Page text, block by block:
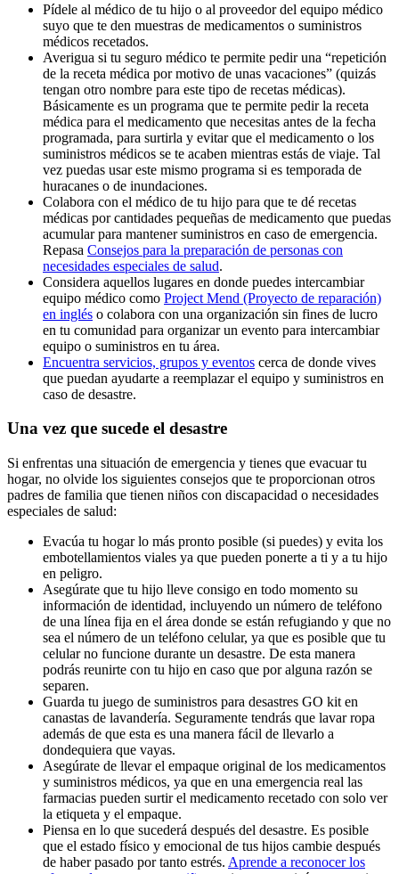
Pídele al médico de tu hijo o al proveedor del equipo médico
suyo que te den muestras de medicamentos o suministros
médicos recetados.
Averigua si tu seguro médico te permite pedir una “repetición
de la receta médica por motivo de unas vacaciones” (quizás
tengan otro nombre para este tipo de recetas médicas).
Básicamente es un programa que te permite pedir la receta
médica para el medicamento que necesitas antes de la fecha
programada, para surtirla y evitar que el medicamento o los
suministros médicos se te acaben mientras estás de viaje. Tal
vez puedas usar este mismo programa si es temporada de
huracanes o de inundaciones.
Colabora con el médico de tu hijo para que te dé recetas
médicas por cantidades pequeñas de medicamento que puedas
acumular para mantener suministros en caso de emergencia.
Repasa Consejos para la preparación de personas con
necesidades especiales de salud.
Considera aquellos lugares en donde puedes intercambiar
equipo médico como Project Mend (Proyecto de reparación)
en inglés o colabora con una organización sin fines de lucro
en tu comunidad para organizar un evento para intercambiar
equipo o suministros en tu área.
Encuentra servicios, grupos y eventos cerca de donde vives
que puedan ayudarte a reemplazar el equipo y suministros en
caso de desastre.
Una vez que sucede el desastre
Si enfrentas una situación de emergencia y tienes que evacuar tu
hogar, no olvide los siguientes consejos que te proporcionan otros
padres de familia que tienen niños con discapacidad o necesidades
especiales de salud:
Evacúa tu hogar lo más pronto posible (si puedes) y evita los
embotellamientos viales ya que pueden ponerte a ti y a tu hijo
en peligro.
Asegúrate que tu hijo lleve consigo en todo momento su
información de identidad, incluyendo un número de teléfono
de una línea fija en el área donde se están refugiando y que no
sea el número de un teléfono celular, ya que es posible que tu
celular no funcione durante un desastre. De esta manera
podrás reunirte con tu hijo en caso que por alguna razón se
separen.
Guarda tu juego de suministros para desastres GO kit en
canastas de lavandería. Seguramente tendrás que lavar ropa
además de que esta es una manera fácil de llevarlo a
dondequiera que vayas.
Asegúrate de llevar el empaque original de los medicamentos
y suministros médicos, ya que en una emergencia real las
farmacias pueden surtir el medicamento recetado con solo ver
la etiqueta y el empaque.
Piensa en lo que sucederá después del desastre. Es posible
que el estado físico y emocional de tus hijos cambie después
de haber pasado por tanto estrés. Aprende a reconocer los